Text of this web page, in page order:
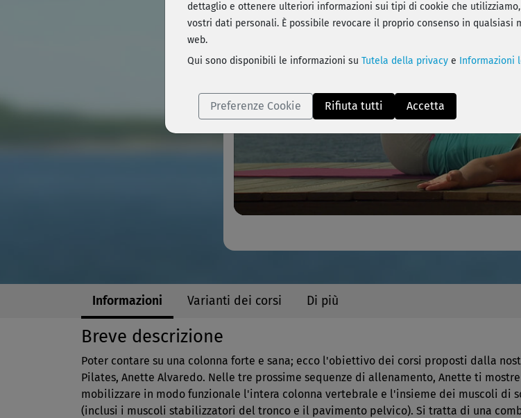
Informazioni Varianti dei corsi Di più
Breve descrizione
Poter contare su una colonna forte e sana; ecco l'obiettivo dei corsi proposti dalla
Pilates, Anette Alvaredo. Nelle tre prossime sequenze di allenamento, Anette ti
mobilizzare in modo funzionale l'intera colonna vertebrale e l'insieme dei muscoli di
(inclusi i muscoli stabilizzatori del tronco e il pavimento pelvico). Si tratta di una
dettaglio e ottenere ulteriori informazioni sui tipi di cookie che
vostri dati personali. È possibile revocare il proprio consenso in
web.
Qui sono disponibili le informazioni su Tutela della privacy e Informazioni
Preferenze Cookie Rifiuta tutti Accetta